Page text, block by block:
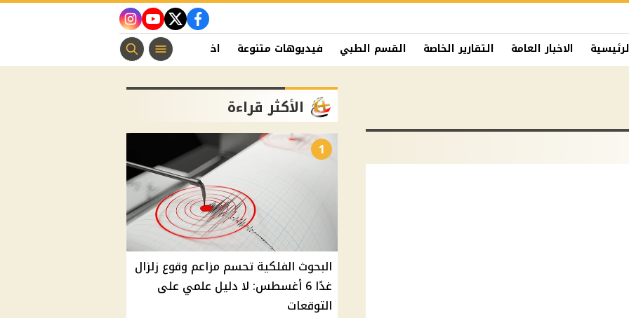
facebook
twitter
youtube
instagram
الاخبار العامة التقارير الخاصة القسم الطبي فيديوهات متنوعة اخبار الفن منوعات مسيحية
الأكثر قراءة
1
البحوث الفلكية تحسم مزاعم وقوع زلزال
غدًا 6 أغسطس: لا دليل علمي على
التوقعات